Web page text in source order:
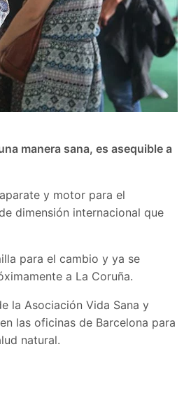
manera sana, es asequible a
y motor para el
dimensión internacional que
para el cambio y ya se
a La Coruña.
la Asociación Vida Sana y
las oficinas de Barcelona para
natural.